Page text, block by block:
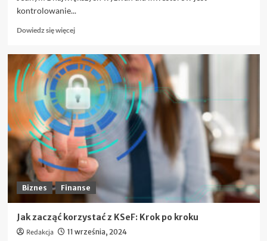
kontrolowanie...
Dowiedz się więcejDowiedz
o
FOMO
i
panika
na
giełdzie
–
jak
dać
się
ponieść
emocjom?
Biznes Finanse
Jak zacząć korzystać z KSeF: Krok po kroku
Redakcja 11 września, 2024